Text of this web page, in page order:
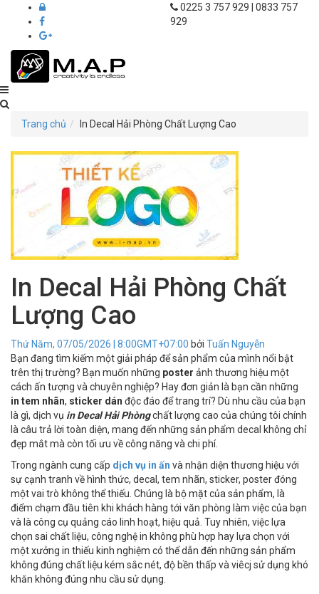
0225 3 757 929 | 0833 757
929
kế
in
ấn
M.A.P
Hải
Phòng
Trang chủ In Decal Hải Phòng Chất Lượng Cao
In Decal Hải Phòng Chất
Lượng Cao
Thứ Năm, 07/05/2026 | 8:00GMT+07:00 bởi Tuấn Nguyễn
Bạn đang tìm kiếm một giải pháp để sản phẩm của mình nổi bật
trên thị trường? Bạn muốn những poster ảnh thương hiệu một
cách ấn tượng và chuyên nghiệp? Hay đơn giản là bạn cần những
in tem nhãn, sticker dán độc đáo để trang trí? Dù nhu cầu của bạn
là gì, dịch vụ in Decal Hải Phòngchất lượng cao của chúng tôi chính
là câu trả lời toàn diện, mang đến những sản phẩm decal không chỉ
đẹp mắt mà còn tối ưu về công năng và chi phí.
Trong ngành cung cấp dịch vụ in ấn và nhận diện thương hiệu với
sự cạnh tranh về hình thức, decal, tem nhãn, sticker, poster đóng
một vai trò không thể thiếu. Chúng là bộ mặt của sản phẩm, là
điểm chạm đầu tiên khi khách hàng tới văn phòng làm việc của bạn
và là công cụ quảng cáo linh hoạt, hiệu quả. Tuy nhiên, việc lựa
chọn sai chất liệu, công nghệ in không phù hợp hay lựa chọn với
một xưởng in thiếu kinh nghiệm có thể dẫn đến những sản phẩm
không đúng chất liệu kém sắc nét, độ bền thấp và viêcj sử dụng khó
khăn không đúng nhu cầu sử dụng.